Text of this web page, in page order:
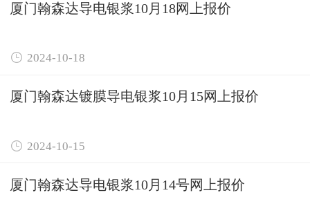
厦门翰森达导电银浆10月18网上报价
 2024-10-18
厦门翰森达镀膜导电银浆10月15网上报价
 2024-10-15
厦门翰森达导电银浆10月14号网上报价